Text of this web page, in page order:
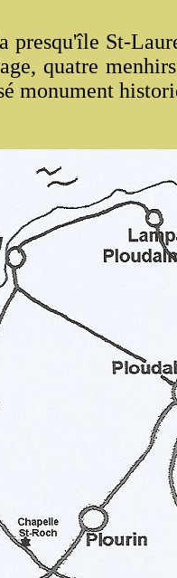
St-
quatre
monument